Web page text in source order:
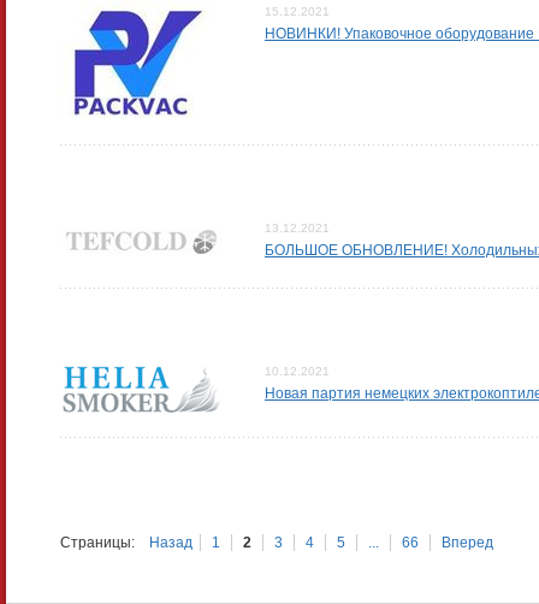
15.12.2021
НОВИНКИ! Упаковочное оборудование
13.12.2021
БОЛЬШОЕ ОБНОВЛЕНИЕ!
10.12.2021
Новая партия немецких
Страницы: Назад 1 2 3 4 5 ... 66 Вперед